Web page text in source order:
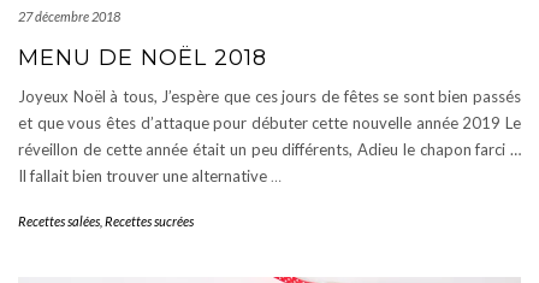
27 décembre 2018
MENU DE NOËL 2018
Joyeux Noël à tous, J’espère que ces jours de fêtes se sont bien passés
et que vous êtes d’attaque pour débuter cette nouvelle année 2019 Le
réveillon de cette année était un peu différents, Adieu le chapon farci …
Il fallait bien trouver une alternative …
Recettes salées Recettes sucrées